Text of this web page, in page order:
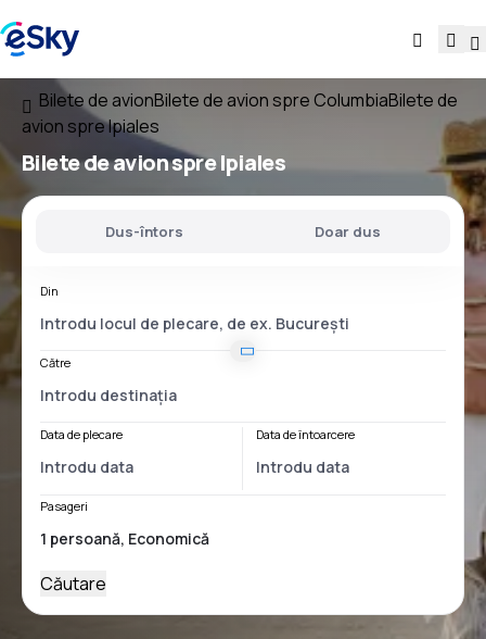
Bilete de avionBilete de avion spre ColumbiaBilete de
avion spre Ipiales
Bilete de avion spre Ipiales
Dus-întors Doar dus
Din
Către
Data de plecare Data de întoarcere
Pasageri
Căutare